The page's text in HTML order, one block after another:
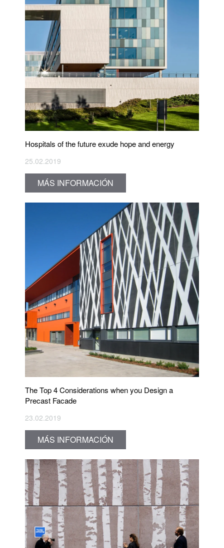
Hospitals of the future exude hope and energy
25.02.2019
MÁS INFORMACIÓN
The Top 4 Considerations when you Design a
Precast Facade
23.02.2019
MÁS INFORMACIÓN